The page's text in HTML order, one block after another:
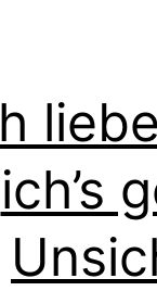
ich’s